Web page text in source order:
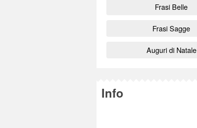
Frasi Belle
Frasi Sagge
Auguri di Natale
Info